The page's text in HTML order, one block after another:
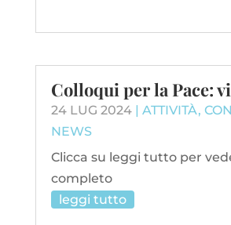
Colloqui per la Pace:
24 LUG 2024| ATTIVITÀ,
NEWS
Clicca su leggi tutto per
completo
leggi tutto